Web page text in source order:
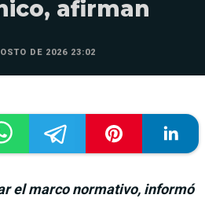
afirman
DE 2026 23:02
el marco normativo, informó